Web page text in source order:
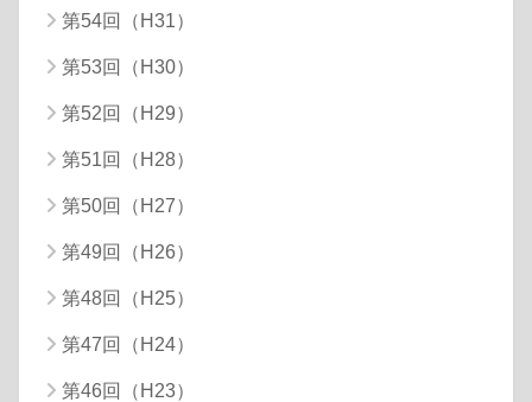
第54回（H31）
第53回（H30）
第52回（H29）
第51回（H28）
第50回（H27）
第49回（H26）
第48回（H25）
第47回（H24）
第46回（H23）